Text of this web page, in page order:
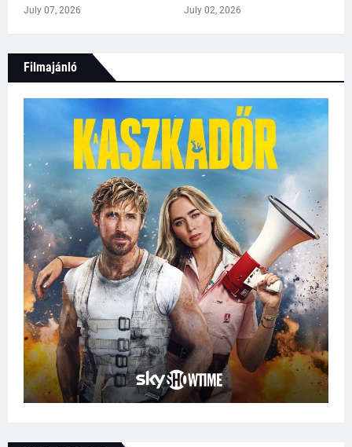
July 07, 2026 July 02, 2026
Filmajánló